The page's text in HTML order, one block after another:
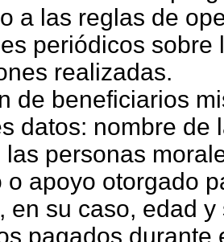
a las reglas de
periódicos
realizadas.
de beneficiarios
datos: nombre de
las personas
o apoyo otorgado
en su caso, edad
pagados